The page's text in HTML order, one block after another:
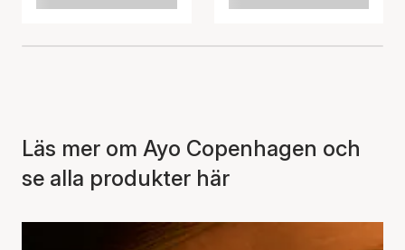
Artikeln har lagts till i
Läs mer om Ayo Copenhagen och
se alla produkter här